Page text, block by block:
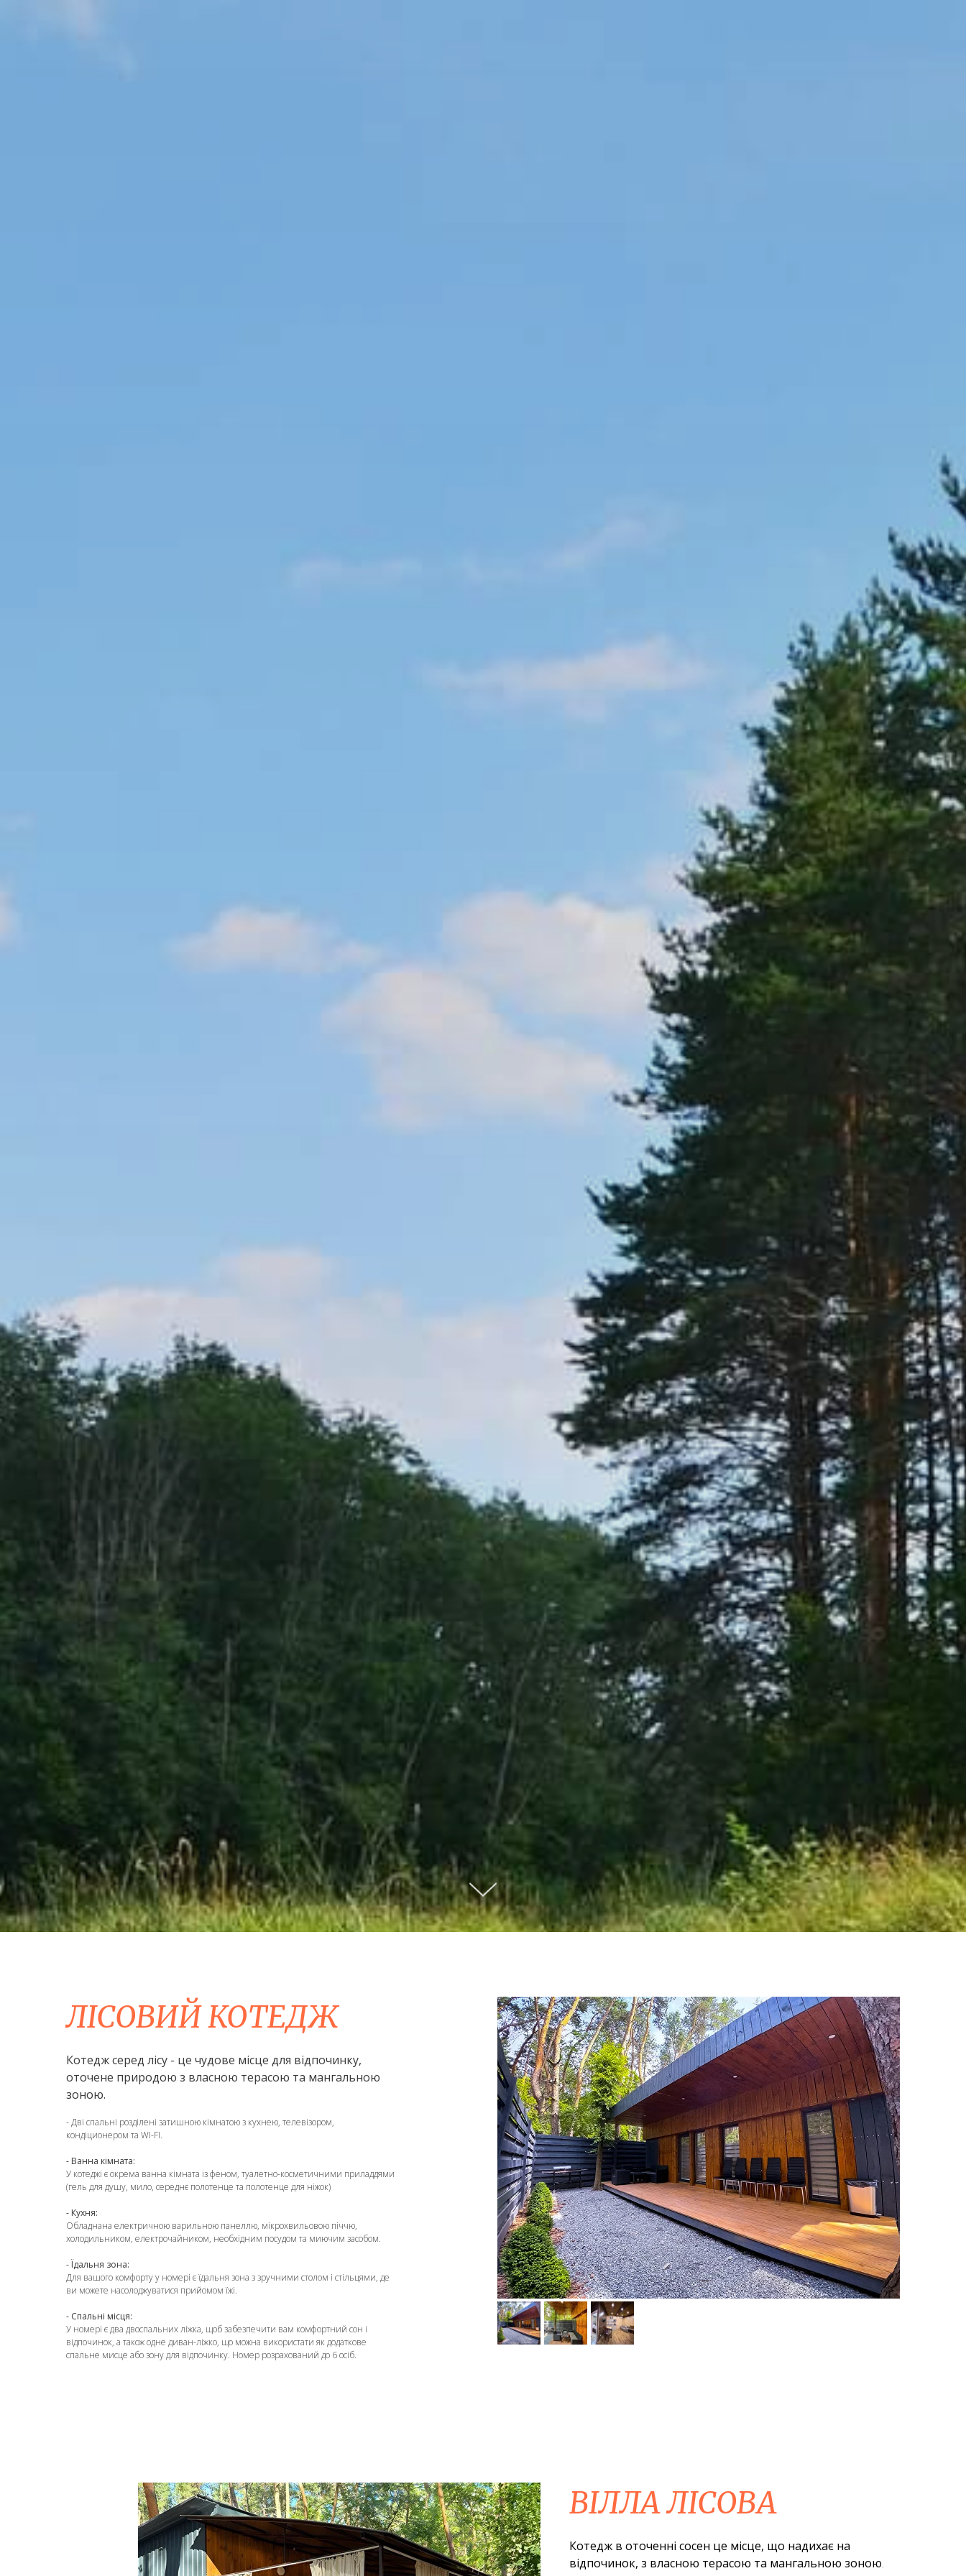
ЛІСОВИЙ КОТЕДЖ
Котедж серед лісу - це чудове місце для відпочинку,
оточене природою з власною терасою та мангальною
зоною.
- Дві спальні розділені затишною кімнатою з кухнею, телевізором,
кондіционером та WI-FI.
- Ванна кімната:
У котеджі є окрема ванна кімната із феном, туалетно-косметичними приладдями
(гель для душу, мило, середнє полотенце та полотенце для ніжок)
- Кухня:
Обладнана електричною варильною панеллю, мікрохвильовою піччю,
холодильником, електрочайником, необхідним посудом та миючим засобом.
- Їдальня зона:
Для вашого комфорту у номері є їдальня зона з зручними столом і стільцями, де
ви можете насолоджуватися прийомом їжі.
- Спальні місця:
У номері є два двоспальних ліжка, щоб забезпечити вам комфортний сон і
відпочинок, а також одне диван-ліжко, що можна використати як додаткове
спальне мисце або зону для відпочинку. Номер розрахований до 6 осіб.
ВІЛЛА ЛІСОВА
Котедж в оточенні сосен це місце, що надихає на
відпочинок, з власною терасою та мангальною зоною.